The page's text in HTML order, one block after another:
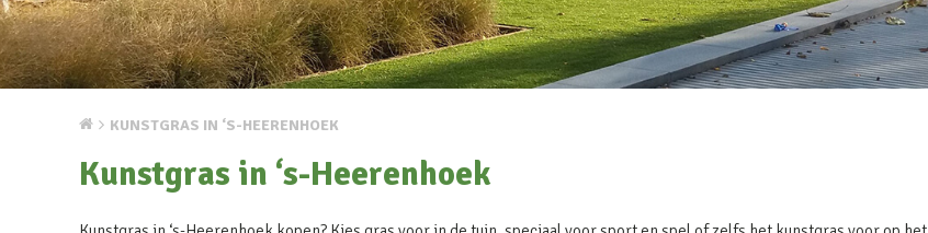
KUNSTGRAS IN ‘S-HEERENHOEK
Kunstgras in ‘s-Heerenhoek